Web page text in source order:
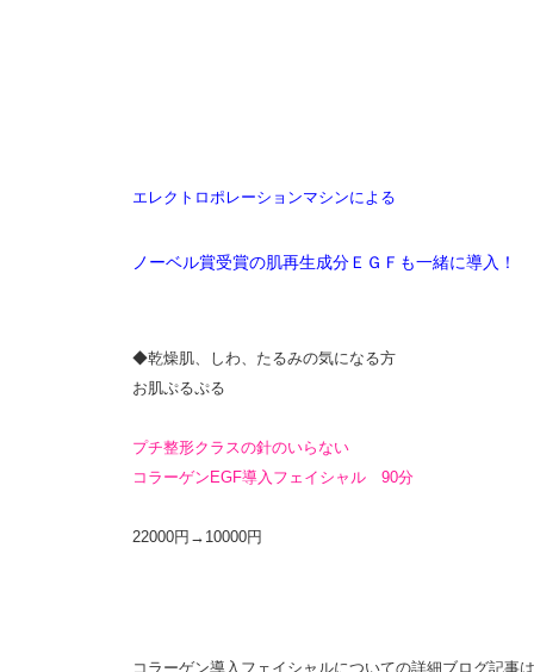
エレクトロポレーションマシンによる
ノーベル賞受賞の肌再生成分ＥＧＦも一緒に導入！
◆乾燥肌、しわ、たるみの気になる方
お肌ぷるぷる
プチ整形クラスの針のいらない
コラーゲンEGF導入 フェイシャル 90分
22000円→10000円
コラーゲン導入フェイシャルについての詳細ブログ記事